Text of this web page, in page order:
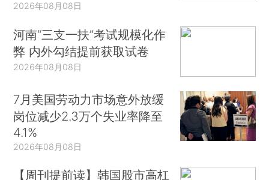
2026年08月08日
河南“三支一扶”考试规模化作
弊 内外勾结提前获取试卷
2026年08月08日
7月美国劳动力市场意外放缓
岗位减少2.3万个失业率降至
4.1%
2026年08月08日
【周刊提前读】韩国股市高杠